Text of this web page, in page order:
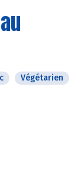
Végétarien